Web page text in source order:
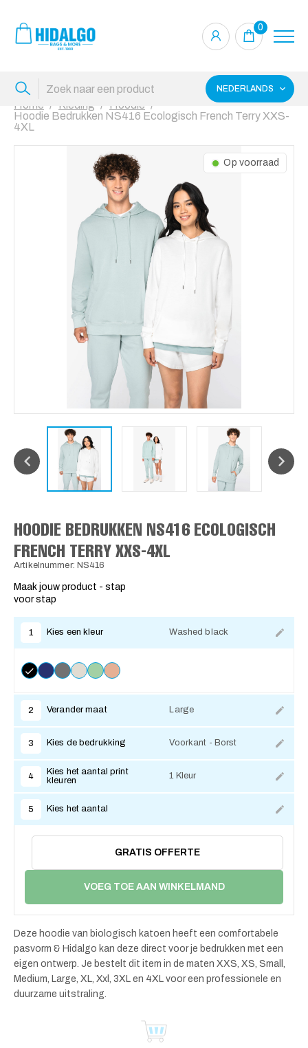
0
NEDERLANDS
Home Kleding
Hoodie
Hoodie Bedrukken NS416 Ecologisch French Terry XXS-
4XL
Op voorraad
HOODIE BEDRUKKEN NS416 ECOLOGISCH
FRENCH TERRY XXS-4XL
Artikelnummer: NS416
Maak jouw product - stap
voor stap
1 Kies een kleur Washed black
2 Verander maat Large
3 Kies de bedrukking Voorkant - Borst
4
Kies het aantal print
kleuren
1 Kleur
5 Kies het aantal
GRATIS OFFERTE
VOEG TOE AAN WINKELMAND
Deze hoodie van biologisch katoen heeft een comfortabele
pasvorm & Hidalgo kan deze direct voor je bedrukken met een
eigen ontwerp. Je bestelt dit item in de maten XXS, XS, Small,
Medium, Large, XL, Xxl, 3XL en 4XL voor een professionele en
duurzame uitstraling.